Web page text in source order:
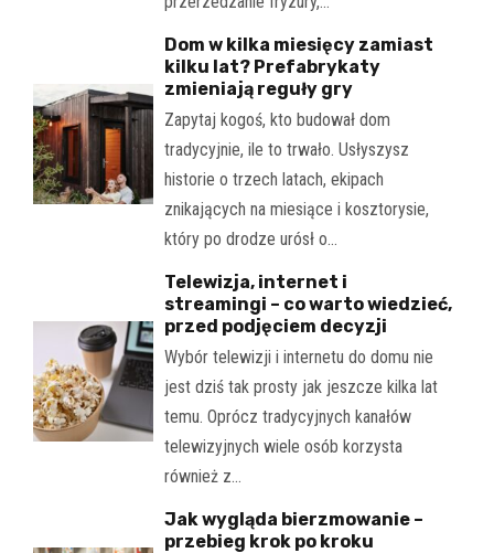
Dom w kilka miesięcy zamiast
kilku lat? Prefabrykaty
zmieniają reguły gry
Zapytaj kogoś, kto budował dom
tradycyjnie, ile to trwało. Usłyszysz
historie o trzech latach, ekipach
znikających na miesiące i kosztorysie,
który po drodze urósł o…
Telewizja, internet i
streamingi – co warto wiedzieć,
przed podjęciem decyzji
Wybór telewizji i internetu do domu nie
jest dziś tak prosty jak jeszcze kilka lat
temu. Oprócz tradycyjnych kanałów
telewizyjnych wiele osób korzysta
również z…
Jak wygląda bierzmowanie –
przebieg krok po kroku